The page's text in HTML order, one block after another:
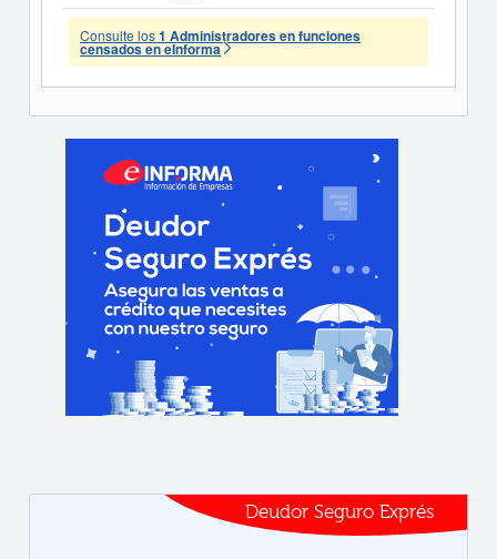
Consulte los1 Administradores en funciones
censados en eInforma
Deudor Seguro Exprés